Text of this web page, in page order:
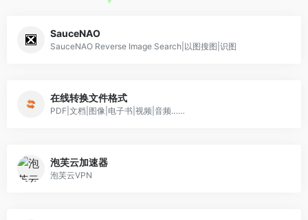
SauceNAO
SauceNAO Reverse Image Search|以图搜图|识图
在线转换文件格式
PDF|文档|图像|电子书|视频|音频……
泡芙云加速器
泡芙云VPN